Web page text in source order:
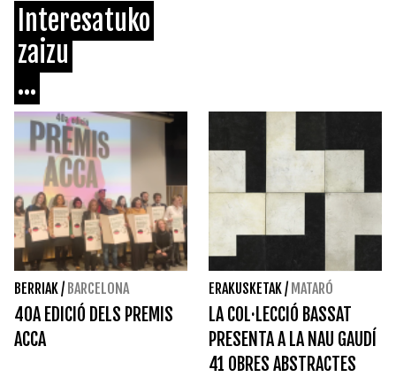
Interesatuko
zaizu
...
BERRIAK/ BARCELONA
40A EDICIÓ DELS PREMIS
ACCA
ERAKUSKETAK/ MATARÓ
LA COL·LECCIÓ BASSAT
PRESENTA A LA NAU GAUDÍ
41 OBRES ABSTRACTES